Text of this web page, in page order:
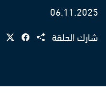
06.11.2025
شارك الحلقة